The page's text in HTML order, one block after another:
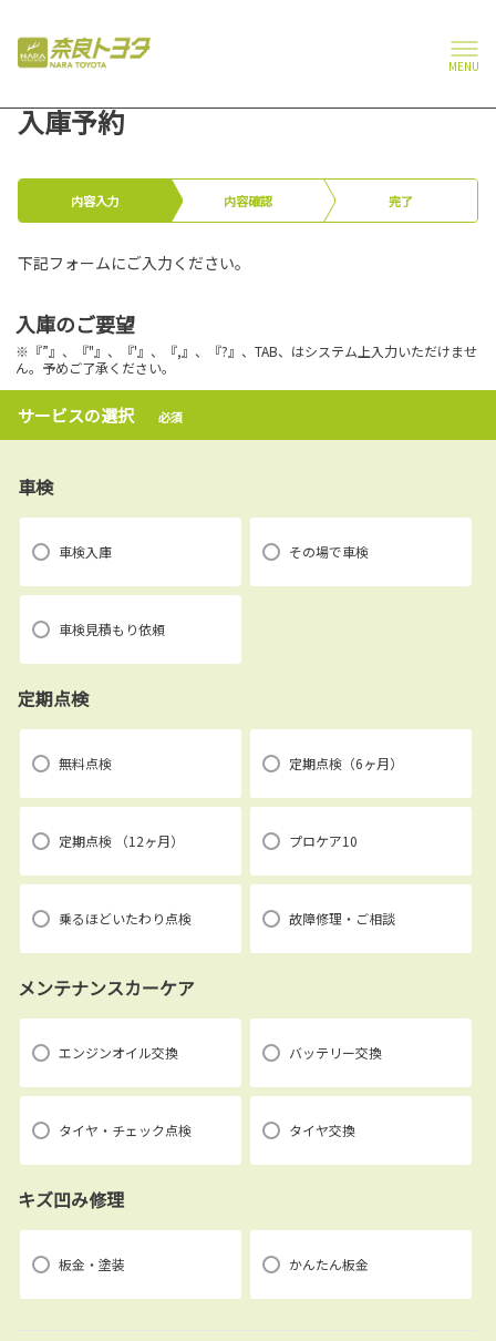
MENU
入庫予約
内容入力 内容確認 完了
下記フォームにご入力ください。
入庫のご要望
※『”』、『"』、『'』、『,』、『?』、TAB、はシステム上入力いただけませ
ん。予めご了承ください。
サービスの選択 必須
車検
車検入庫 その場で車検
車検見積もり依頼
定期点検
無料点検 定期点検（6ヶ月）
定期点検 （12ヶ月） プロケア10
乗るほどいたわり点検 故障修理・ご相談
メンテナンスカーケア
エンジンオイル交換 バッテリー交換
タイヤ・チェック点検 タイヤ交換
キズ凹み修理
板金・塗装 かんたん板金